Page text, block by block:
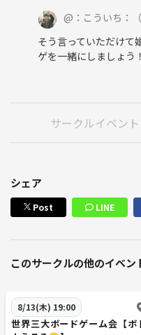
@ ：こういち：
そう言っていただけて
ゲを一緒にしましょう！
サークルイベン
シェア
Post LINE
このサークルの他のイベン
8/13(木) 19:00
世界三大ボードゲーム会【ボ